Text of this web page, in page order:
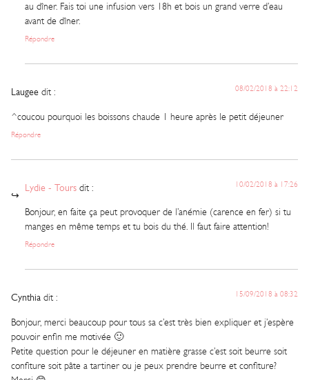
au dîner. Fais toi une infusion vers 18h et bois un grand verre d’eau
avant de dîner.
Répondre
Laugee dit : 08/02/2018 à 22:12
^coucou pourquoi les boissons chaude 1 heure après le petit déjeuner
Répondre
Lydie - Tours dit : 10/02/2018 à 17:26
Bonjour, en faite ça peut provoquer de l’anémie (carence en fer) si tu
manges en même temps et tu bois du thé. Il faut faire attention!
Répondre
Cynthia dit : 15/09/2018 à 08:32
Bonjour, merci beaucoup pour tous sa c’est très bien expliquer et j’espère
pouvoir enfin me motivée 🙂
Petite question pour le déjeuner en matière grasse c’est soit beurre soit
confiture soit pâte a tartiner ou je peux prendre beurre et confiture?